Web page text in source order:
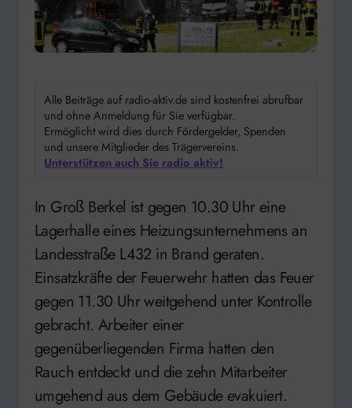
Alle Beiträge auf radio-aktiv.de sind kostenfrei abrufbar
und ohne Anmeldung für Sie verfügbar.
Ermöglicht wird dies durch Fördergelder, Spenden
und unsere Mitglieder des Trägervereins.
Unterstützen auch Sie radio aktiv!
In Groß Berkel ist gegen 10.30 Uhr eine
Lagerhalle eines Heizungsunternehmens an
Landesstraße L432 in Brand geraten.
Einsatzkräfte der Feuerwehr hatten das Feuer
gegen 11.30 Uhr weitgehend unter Kontrolle
gebracht. Arbeiter einer
gegenüberliegenden Firma hatten den
Rauch entdeckt und die zehn Mitarbeiter
umgehend aus dem Gebäude evakuiert.